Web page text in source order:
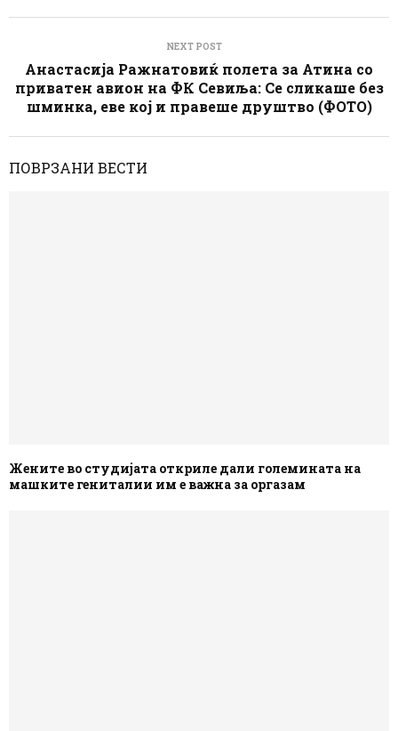
NEXT POST
Анастасија Ражнатовиќ полета за Атина со
приватен авион на ФК Севиља: Се сликаше без
шминка, еве кој и правеше друштво (ФОТО)
ПОВРЗАНИ ВЕСТИ
Жените во студијата откриле дали големината на
машките гениталии им е важна за оргазам